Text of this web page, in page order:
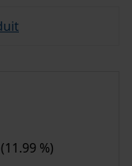
(11.99 %)